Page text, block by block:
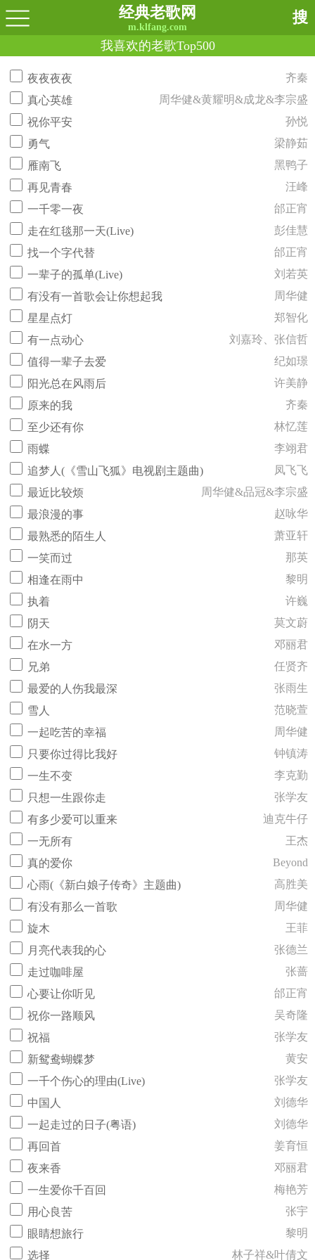
经典老歌网
m.klfang.com
搜
我喜欢的老歌Top500
夜夜夜夜
齐秦
真心英雄
周华健&黄耀明&成龙&李宗盛
祝你平安
孙悦
勇气
梁静茹
雁南飞
黑鸭子
再见青春
汪峰
一千零一夜
邰正宵
走在红毯那一天(Live)
彭佳慧
找一个字代替
邰正宵
一辈子的孤单(Live)
刘若英
有没有一首歌会让你想起我
周华健
星星点灯
郑智化
有一点动心
刘嘉玲、张信哲
值得一辈子去爱
纪如璟
阳光总在风雨后
许美静
原来的我
齐秦
至少还有你
林忆莲
雨蝶
李翊君
追梦人(《雪山飞狐》电视剧主题曲)
凤飞飞
最近比较烦
周华健&品冠&李宗盛
最浪漫的事
赵咏华
最熟悉的陌生人
萧亚轩
一笑而过
那英
相逢在雨中
黎明
执着
许巍
阴天
莫文蔚
在水一方
邓丽君
兄弟
任贤齐
最爱的人伤我最深
张雨生
雪人
范晓萱
一起吃苦的幸福
周华健
只要你过得比我好
钟镇涛
一生不变
李克勤
只想一生跟你走
张学友
有多少爱可以重来
迪克牛仔
一无所有
王杰
真的爱你
Beyond
心雨(《新白娘子传奇》主题曲)
高胜美
有没有那么一首歌
周华健
旋木
王菲
月亮代表我的心
张德兰
走过咖啡屋
张蔷
心要让你听见
邰正宵
祝你一路顺风
吴奇隆
祝福
张学友
新鸳鸯蝴蝶梦
黄安
一千个伤心的理由(Live)
张学友
中国人
刘德华
一起走过的日子(粤语)
刘德华
再回首
姜育恒
夜来香
邓丽君
一生爱你千百回
梅艳芳
用心良苦
张宇
眼睛想旅行
黎明
选择
林子祥&叶倩文